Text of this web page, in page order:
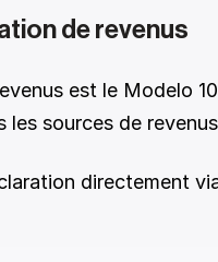
de revenus
est le Modelo
sources de
directement